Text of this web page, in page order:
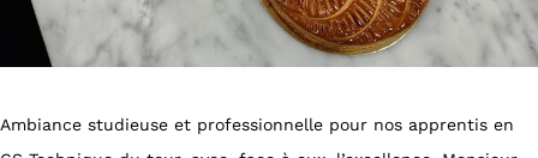
Ambiance studieuse et professionnelle pour nos apprentis en